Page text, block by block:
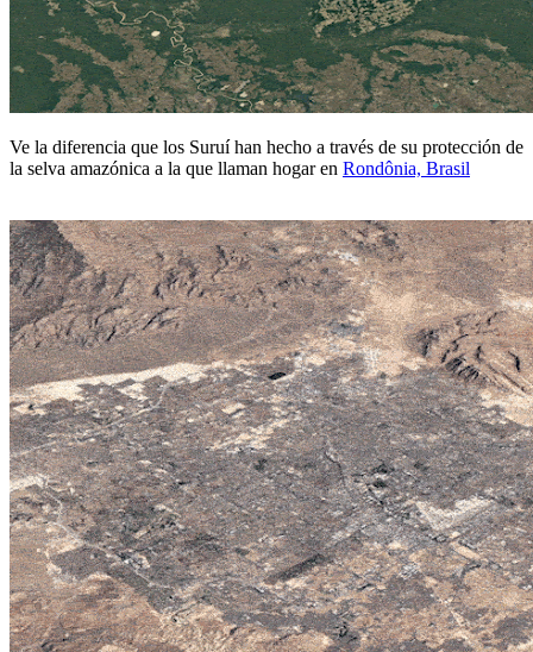
Ve la diferencia que los Suruí han hecho a través de su protección de
la selva amazónica a la que llaman hogar en Rondônia, Brasil